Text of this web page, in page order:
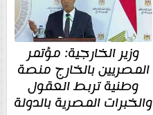
وزير الخارجية: مؤتمر
المصريين بالخارج منصة
وطنية تربط العقول
والخبرات المصرية بالدولة